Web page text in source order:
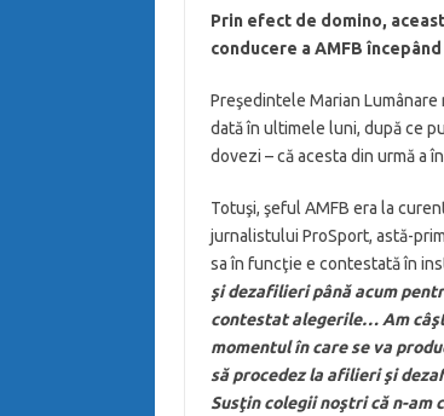
Prin efect de domino,
conducere a AMFB
Preşedintele Marian
dată în ultimele luni, după ce
dovezi – că acesta din urmă a
Totuşi, şeful AMFB era la
jurnalistului ProSport, astă-
sa în funcţie e contestată în
şi dezafilieri până acum
contestat alegerile… Am
momentul în care se va
să procedez la afilieri şi
Susţin colegii noştri că n-am